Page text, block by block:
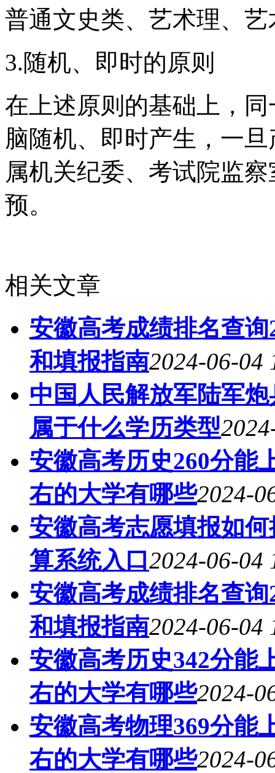
普通文史类、艺术理、
3.随机、即时的原则
在上述原则的基础上，
脑随机、即时产生，一
属机关纪委、考试院监
预。
相关文章
安徽高考成绩排名查
和填报指南2024-06-04
中国人民解放军陆军
属于什么学历类型
安徽高考历史260分能
右的大学有哪些2024-
安徽高考志愿填报如
算系统入口 2024-06-04
安徽高考成绩排名查
和填报指南2024-06-04
安徽高考历史342分能
右的大学有哪些2024-
安徽高考物理369分能
右的大学有哪些2024-